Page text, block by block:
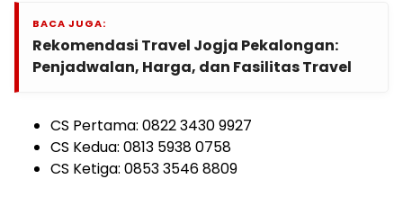
BACA JUGA:
Rekomendasi Travel Jogja Pekalongan:
Penjadwalan, Harga, dan Fasilitas Travel
CS Pertama: 0822 3430 9927
CS Kedua: 0813 5938 0758
CS Ketiga: 0853 3546 8809